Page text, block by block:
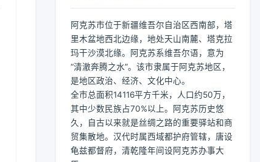
阿克苏市位于新疆维吾尔自治区西南部，塔
里木盆地西北边缘，地处天山南麓、塔克拉
玛干沙漠北缘。阿克苏系维吾尔语，意为
“清澈奔腾之水”。该市隶属于阿克苏地区，
是地区政治、经济、文化中心。
全市总面积14116平方千米，人口约50万，
其中少数民族占70%以上。阿克苏历史悠
久，自古以来就是丝绸之路的重要驿站和商
贸集散地。汉代时属西域都护府管辖，唐设
龟兹都督府，清乾隆年间设阿克苏办事大